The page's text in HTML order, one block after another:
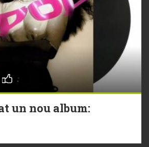
un nou album: